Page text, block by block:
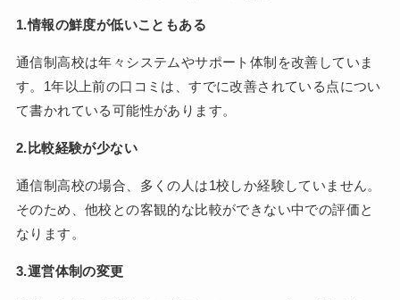
1.情報の鮮度が低いこともある
通信制高校は年々システムやサポート体制を改善していま
す。1年以上前の口コミは、すでに改善されている点につい
て書かれている可能性があります。
2.比較経験が少ない
通信制高校の場合、多くの人は1校しか経験していません。
そのため、他校との客観的な比較ができない中での評価と
なります。
3.運営体制の変更